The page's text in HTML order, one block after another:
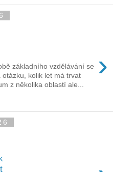
›
základního vzdělávání se
kolik let má trvat
z několika oblastí ale...